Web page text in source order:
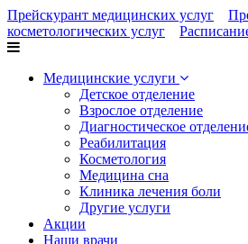
Прейскурант медицинских услуг
косметологических услуг
Медицинские услуги
Детское отделение
Взрослое отделение
Диагностическое
Реабилитация
Косметология
Медицина сна
Клиника лечения боли
Другие услуги
Акции
Наши врачи